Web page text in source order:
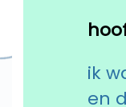
ik
en